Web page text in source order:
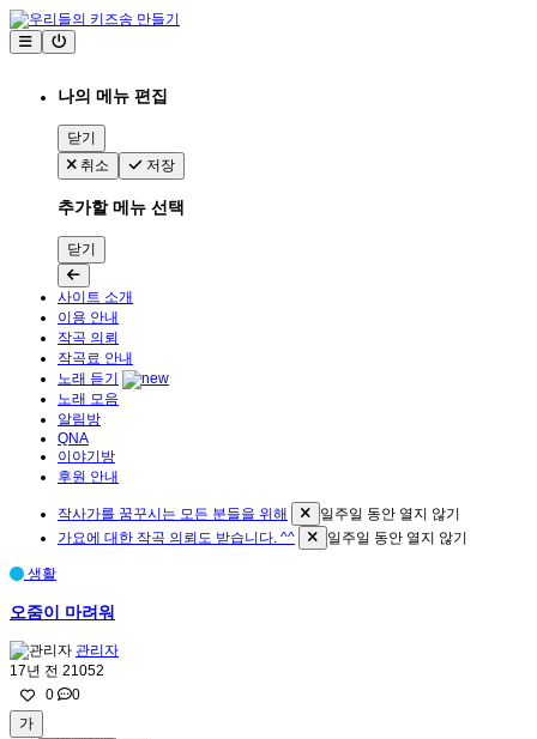
나의 메뉴 편집
닫기
취소
저장
추가할 메뉴 선택
닫기
사이트 소개
이용 안내
작곡 의뢰
작곡료 안내
노래 듣기
노래 모음
알림방
QNA
이야기방
후원 안내
작사가를 꿈꾸시는 모든 분들을 위해
일주일 동안 열지 않기
가요에 대한 작곡 의뢰도 받습니다. ^^
일주일 동안 열지 않기
생활
오줌이 마려워
관리자
17년 전 21052
0
0
가